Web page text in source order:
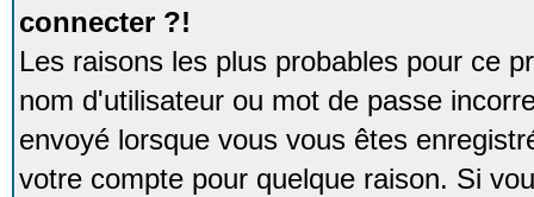
connecter ?!
Les raisons les plus probables pour ce
nom d'utilisateur ou mot de passe
envoyé lorsque vous vous êtes
votre compte pour quelque raison. Si